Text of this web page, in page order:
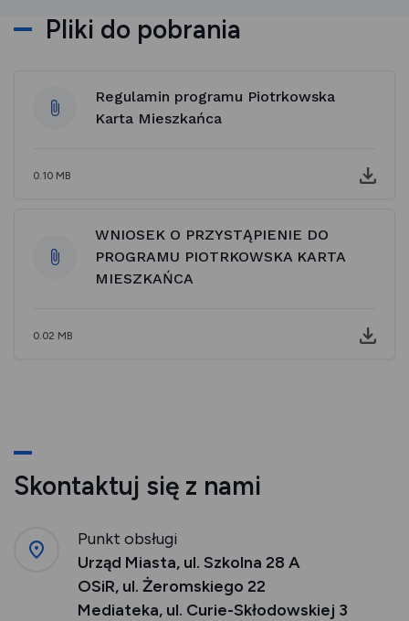
Pliki do pobrania
Regulamin programu Piotrkowska
Karta Mieszkańca
0.10 MB
WNIOSEK O PRZYSTĄPIENIE DO
PROGRAMU PIOTRKOWSKA KARTA
MIESZKAŃCA
0.02 MB
Skontaktuj się z nami
Punkt obsługi
Urząd Miasta, ul. Szkolna 28 A
OSiR, ul. Żeromskiego 22
Mediateka, ul. Curie-Skłodowskiej 3